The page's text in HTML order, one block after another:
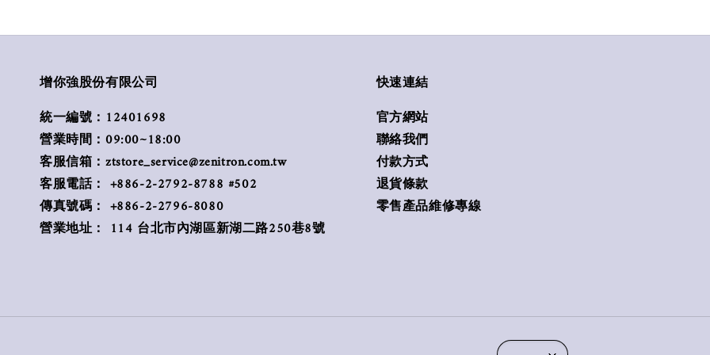
增你強股份有限公司
統一編號：12401698
營業時間：09:00~18:00
客服信箱：ztstore_service@zenitron.com.tw
客服電話： +886-2-2792-8788 #502
傳真號碼： +886-2-2796-8080
營業地址： 114 台北市內湖區新湖二路250巷8號
快速連結
官方網站
聯絡我們
付款方式
退貨條款
零售產品維修專線